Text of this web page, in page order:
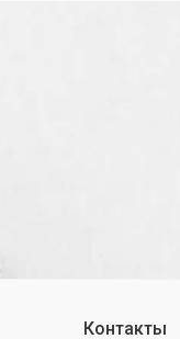
Контакты